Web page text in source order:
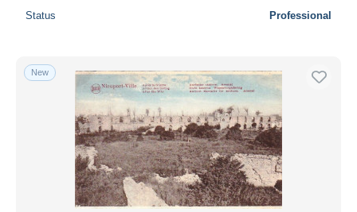
Status Professional
New